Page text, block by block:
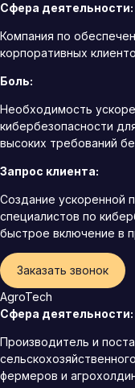
Сфера деятельности:
Компания по
корпоративных
Боль:
Необходимость
кибербезопасности
высоких требований
Запрос клиента:
Создание ускоренной
специалистов по
быстрое включение в
Заказать звонок
AgroTech
Сфера деятельности:
Производитель и
фермеров и